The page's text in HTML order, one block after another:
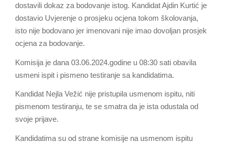
dostavili dokaz za bodovanje istog. Kandidat Ajdin Kurtić je
dostavio Uvjerenje o prosjeku ocjena tokom školovanja,
isto nije bodovano jer imenovani nije imao dovoljan prosjek
ocjena za bodovanje.
Komisija je dana 03.06.2024.godine u 08:30 sati obavila
usmeni ispit i pismeno testiranje sa kandidatima.
Kandidat Nejla Vežić nije pristupila usmenom ispitu, niti
pismenom testiranju, te se smatra da je ista odustala od
svoje prijave.
Kandidatima su od strane komisije na usmenom ispitu